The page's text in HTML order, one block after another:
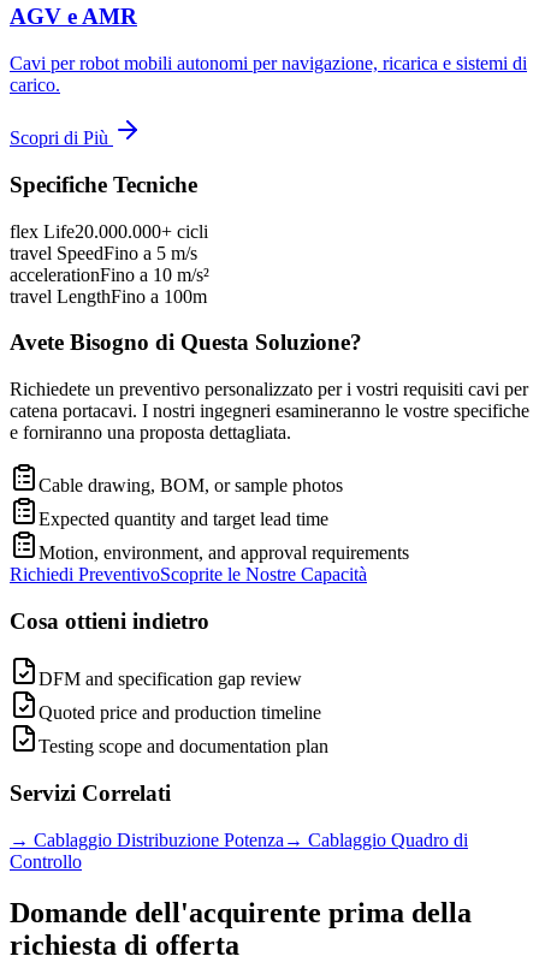
AGV e AMR
Cavi per robot mobili autonomi per navigazione, ricarica e sistemi di
carico.
Scopri di Più
Specifiche Tecniche
flex Life20.000.000+ cicli
travel SpeedFino a 5 m/s
accelerationFino a 10 m/s²
travel LengthFino a 100m
Avete Bisogno di Questa Soluzione?
Richiedete un preventivo personalizzato per i vostri requisiti cavi per
catena portacavi. I nostri ingegneri esamineranno le vostre specifiche
e forniranno una proposta dettagliata.
Cable drawing, BOM, or sample photos
Expected quantity and target lead time
Motion, environment, and approval requirements
Richiedi PreventivoScoprite le Nostre Capacità
Cosa ottieni indietro
DFM and specification gap review
Quoted price and production timeline
Testing scope and documentation plan
Servizi Correlati
→ Cablaggio Distribuzione Potenza → Cablaggio Quadro di
Controllo
Domande dell'acquirente prima della
richiesta di offerta